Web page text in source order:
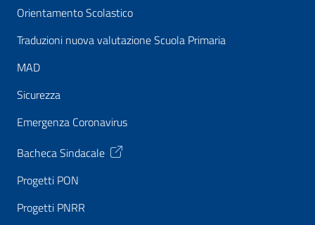
Orientamento Scolastico
Traduzioni nuova valutazione Scuola Primaria
MAD
Sicurezza
Emergenza Coronavirus
Bacheca Sindacale
Progetti PON
Progetti PNRR